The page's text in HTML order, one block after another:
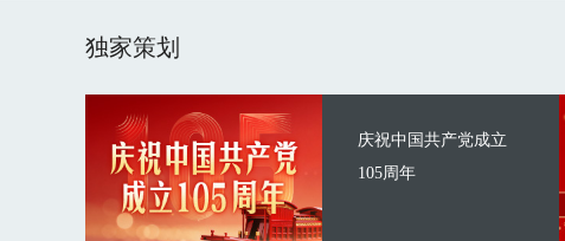
独家策划
庆祝中国共产党成立
105周年